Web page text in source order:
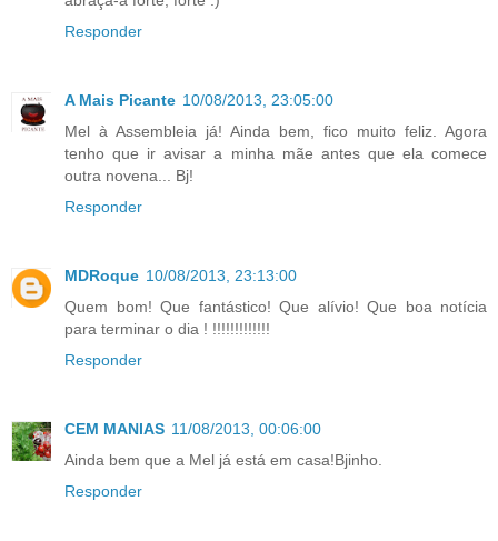
Responder
A Mais Picante 10/08/2013, 23:05:00
Mel à Assembleia já! Ainda bem, fico muito feliz. Agora
tenho que ir avisar a minha mãe antes que ela comece
outra novena... Bj!
Responder
MDRoque 10/08/2013, 23:13:00
Quem bom! Que fantástico! Que alívio! Que boa notícia
para terminar o dia ! !!!!!!!!!!!!!
Responder
CEM MANIAS 11/08/2013, 00:06:00
Ainda bem que a Mel já está em casa!Bjinho.
Responder